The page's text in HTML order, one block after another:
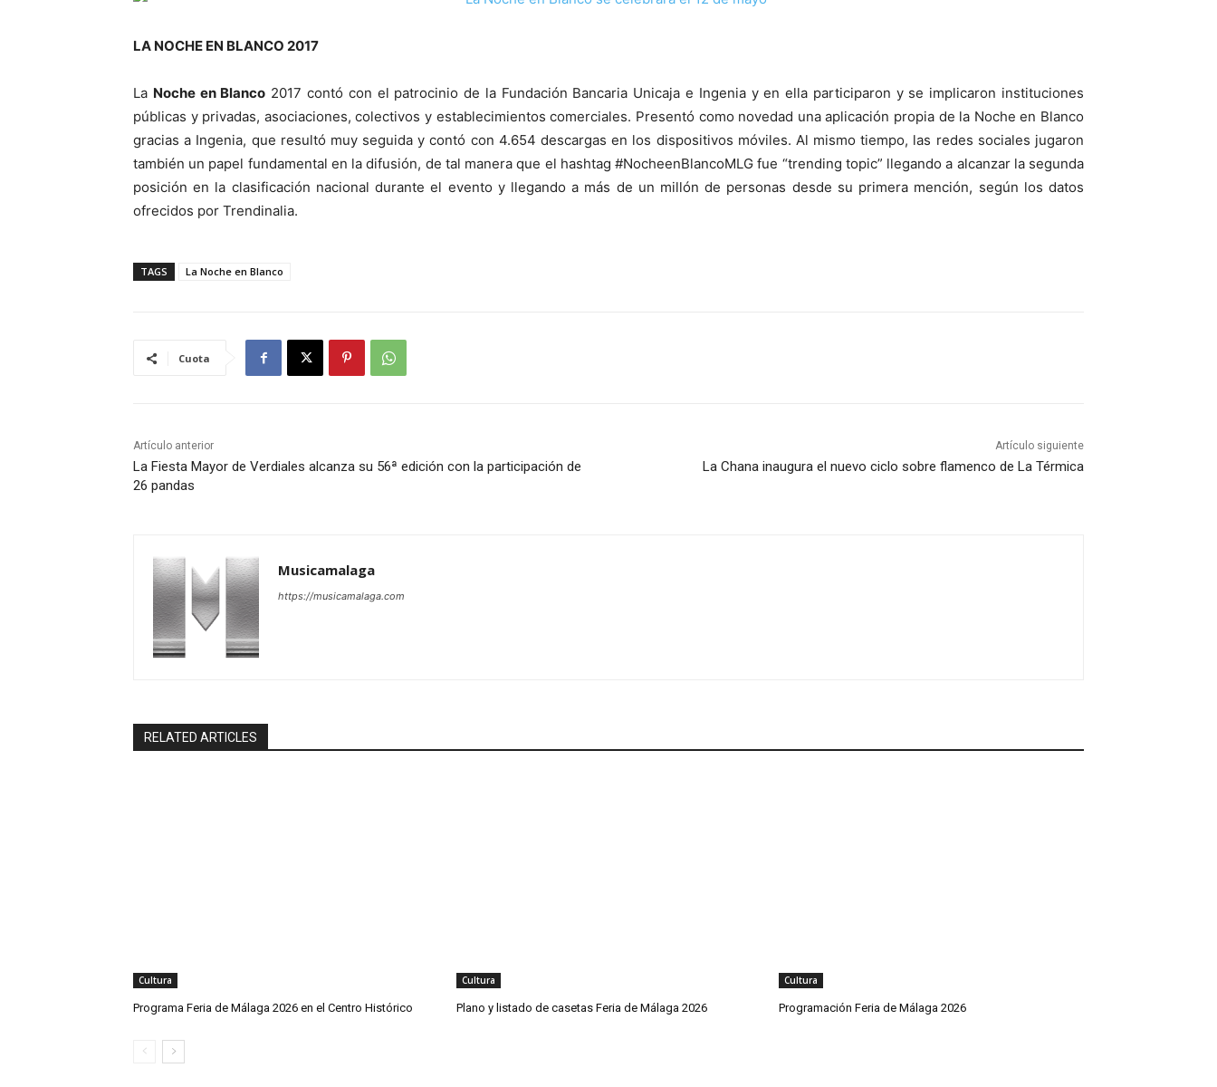
LA NOCHE EN BLANCO 2017
La Noche en Blanco 2017 contó con el patrocinio de la Fundación Bancaria Unicaja e Ingenia y en ella participaron y se implicaron instituciones
públicas y privadas, asociaciones, colectivos y establecimientos comerciales. Presentó como novedad una aplicación propia de la Noche en Blanco
gracias a Ingenia, que resultó muy seguida y contó con 4.654 descargas en los dispositivos móviles. Al mismo tiempo, las redes sociales jugaron
también un papel fundamental en la difusión, de tal manera que el hashtag #NocheenBlancoMLG fue “trending topic” llegando a alcanzar la segunda
posición en la clasificación nacional durante el evento y llegando a más de un millón de personas desde su primera mención, según los datos
ofrecidos por Trendinalia.
TAGS La Noche en Blanco
Cuota
Artículo anterior
La Fiesta Mayor de Verdiales alcanza su 56ª edición con la participación de
26 pandas
Artículo siguiente
La Chana inaugura el nuevo ciclo sobre flamenco de La Térmica
Musicamalaga
https://musicamalaga.com
RELATED ARTICLES
Cultura
Programa Feria de Málaga 2026 en el Centro Histórico
Cultura
Plano y listado de casetas Feria de Málaga 2026
Cultura
Programación Feria de Málaga 2026